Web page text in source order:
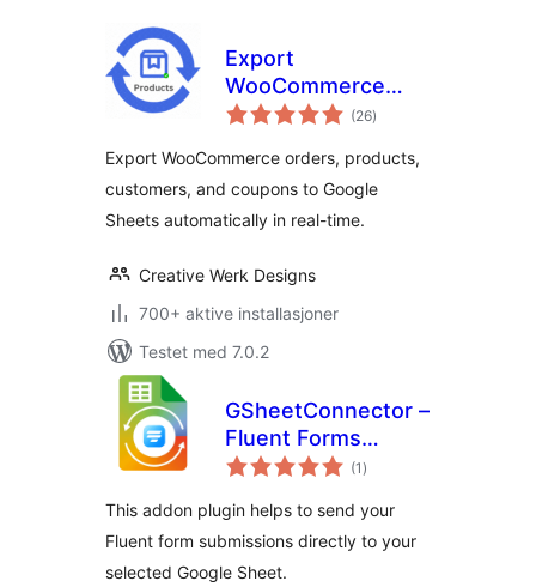
Export
WooCommerce
Orders, Products,
Coupons to Google
Sheets
(26totale
vurderinger
)
Export WooCommerce orders, products,
customers, and coupons to Google
Sheets automatically in real-time.
Creative Werk Designs
700+ aktive installasjoner
Testet med 7.0.2
GSheetConnector –
Fluent Forms
Google Sheets
Fluent Form Entries
(1 totale
vurderinger
)
This addon plugin helps to send your
Fluent form submissions directly to your
selected Google Sheet.